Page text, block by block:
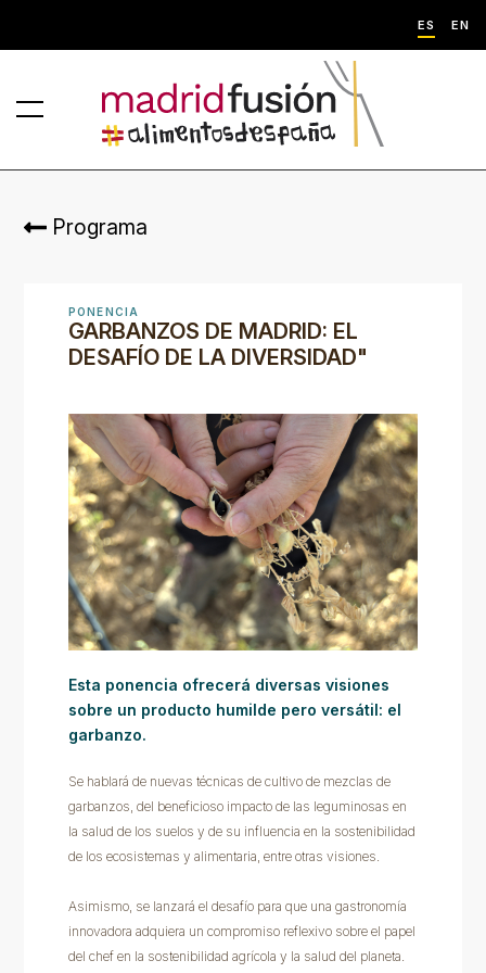
ES EN
Programa
PONENCIA
GARBANZOS DE MADRID: EL
DESAFÍO DE LA DIVERSIDAD"
Esta ponencia ofrecerá diversas visiones
sobre un producto humilde pero versátil: el
garbanzo.
Se hablará de nuevas técnicas de cultivo de mezclas de
garbanzos, del beneficioso impacto de las leguminosas en
la salud de los suelos y de su influencia en la sostenibilidad
de los ecosistemas y alimentaria, entre otras visiones.
Asimismo, se lanzará el desafío para que una gastronomía
innovadora adquiera un compromiso reflexivo sobre el papel
del chef en la sostenibilidad agrícola y la salud del planeta.